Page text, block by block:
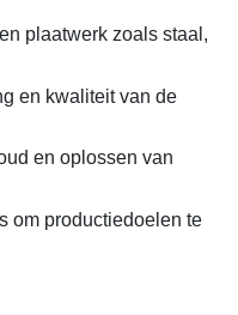
plaatwerk zoals staal,
en kwaliteit van de
en oplossen van
om productiedoelen te